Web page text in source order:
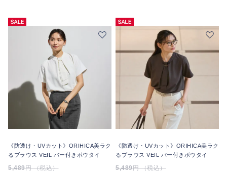
《防透け・UVカット》ORIHICA美ラク
るブラウス VEIL バー付きボウタイ
5,489円 （税込）
《防透け・UVカット》ORIHICA美ラク
るブラウス VEIL バー付きボウタイ
5,489円 （税込）